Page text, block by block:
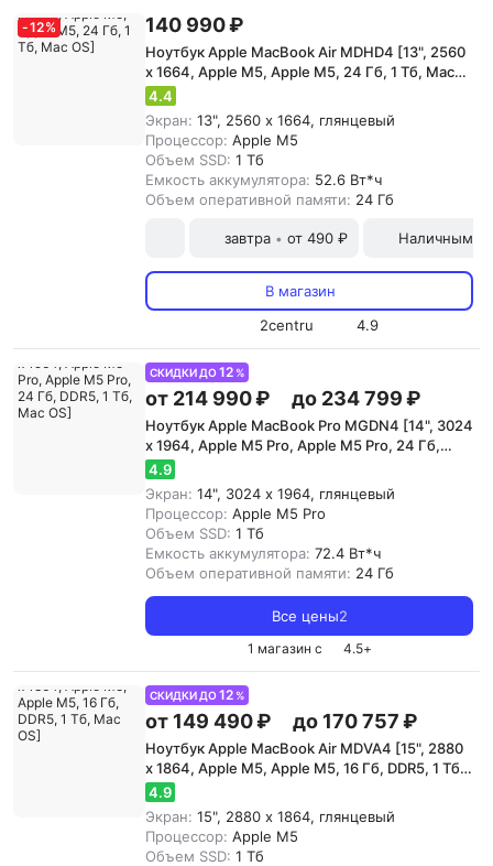
-12% 140 990 ₽
Ноутбук Apple MacBook Air MDHD4 [13", 2560
x 1664, Apple M5, Apple M5, 24 Гб, 1 Тб, Mac
OS]
4.4
Экран: 13", 2560 x 1664, глянцевый
Процессор: Apple M5
Объем SSD: 1 Тб
Емкость аккумулятора: 52.6 Вт*ч
Объем оперативной памяти: 24 Гб
завтра • от 490 ₽ Наличными
В магазин
2centru
4.9
СКИДКИ ДО12 %
от 214 990 ₽ до 234 799 ₽
Ноутбук Apple MacBook Pro MGDN4 [14", 3024
x 1964, Apple M5 Pro, Apple M5 Pro, 24 Гб,
DDR5, 1 Тб, Mac OS]
4.9
Экран: 14", 3024 x 1964, глянцевый
Процессор: Apple M5 Pro
Объем SSD: 1 Тб
Емкость аккумулятора: 72.4 Вт*ч
Объем оперативной памяти: 24 Гб
Все цены2
1 магазин с 4.5+
СКИДКИ ДО12 %
от 149 490 ₽ до 170 757 ₽
Ноутбук Apple MacBook Air MDVA4 [15", 2880
x 1864, Apple M5, Apple M5, 16 Гб, DDR5, 1 Тб,
Mac OS]
4.9
Экран: 15", 2880 x 1864, глянцевый
Процессор: Apple M5
Объем SSD: 1 Тб